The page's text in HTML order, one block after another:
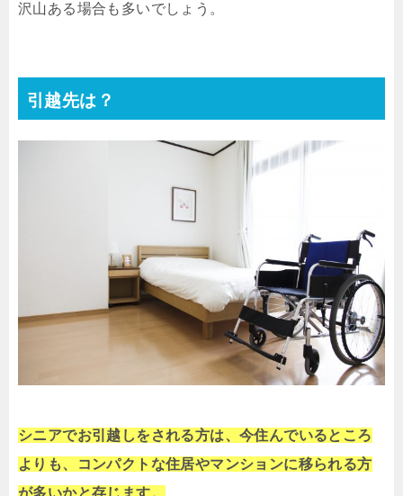
沢山ある場合も多いでしょう。
引越先は？
シニアでお引越しをされる方は、今住んでいるところ
よりも、コンパクトな住居やマンションに移られる方